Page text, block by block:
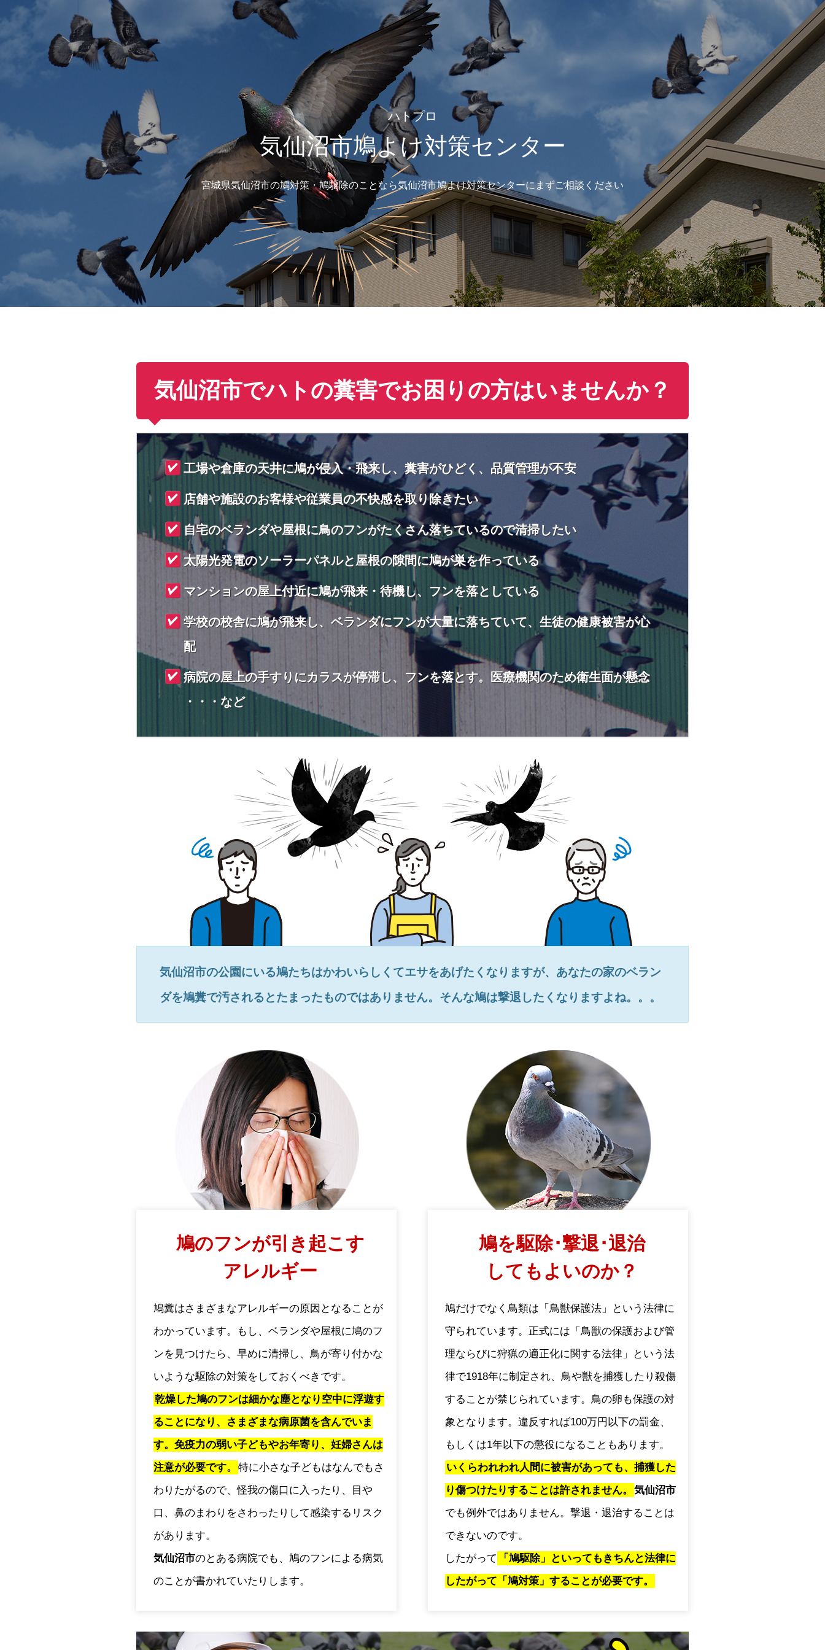
ハトプロ
気仙沼市鳩よけ対策センター
宮城県気仙沼市の鳩対策・鳩駆除のことなら気仙沼市鳩よけ対策センターにまずご相談ください
気仙沼市でハトの糞害でお困りの方はいませんか？
工場や倉庫の天井に鳩が侵入・飛来し、糞害がひどく、品質管理が不安
店舗や施設のお客様や従業員の不快感を取り除きたい
自宅のベランダや屋根に鳥のフンがたくさん落ちているので清掃したい
太陽光発電のソーラーパネルと屋根の隙間に鳩が巣を作っている
マンションの屋上付近に鳩が飛来・待機し、フンを落としている
学校の校舎に鳩が飛来し、ベランダにフンが大量に落ちていて、生徒の健康被害が心
配
病院の屋上の手すりにカラスが停滞し、フンを落とす。医療機関のため衛生面が懸念
・・・など
気仙沼市の公園にいる鳩たちはかわいらしくてエサをあげたくなりますが、あなたの家のベラン
ダを鳩糞で汚されるとたまったものではありません。そんな鳩は撃退したくなりますよね。。。
鳩のフンが引き起こす
アレルギー
鳩糞はさまざまなアレルギーの原因となることが
わかっています。もし、ベランダや屋根に鳩のフ
ンを見つけたら、早めに清掃し、鳥が寄り付かな
いような駆除の対策をしておくべきです。
乾燥した鳩のフンは細かな塵となり空中に浮遊す
ることになり、さまざまな病原菌を含んでいま
す。免疫力の弱い子どもやお年寄り、妊婦さんは
注意が必要です。
特に小さな子どもはなんでもさ
わりたがるので、怪我の傷口に入ったり、目や
口、鼻のまわりをさわったりして感染するリスク
があります。
気仙沼市のとある病院でも、鳩のフンによる病気
のことが書かれていたりします。
鳩を駆除･撃退･退治
してもよいのか？
鳩だけでなく鳥類は「鳥獣保護法」という法律に
守られています。正式には「鳥獣の保護および管
理ならびに狩猟の適正化に関する法律」という法
律で1918年に制定され、鳥や獣を捕獲したり殺傷
することが禁じられています。鳥の卵も保護の対
象となります。違反すれば100万円以下の罰金、
もしくは1年以下の懲役になることもあります。
いくらわれわれ人間に被害があっても、捕獲した
り傷つけたりすることは許されません。
気仙沼市
でも例外ではありません。撃退・退治することは
できないのです。
したがって
「鳩駆除」といってもきちんと法律に
したがって「鳩対策」することが必要です。